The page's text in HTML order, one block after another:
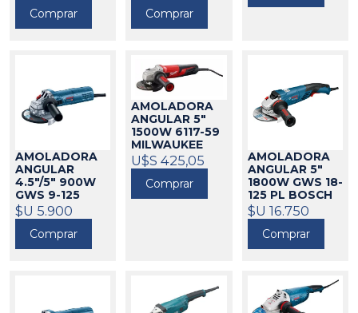
Comprar Comprar
AMOLADORA
ANGULAR
4.5"/5" 900W
GWS 9-125
BOSCH21303
$U 5.900
Comprar
AMOLADORA
ANGULAR 5"
1500W 6117-59
MILWAUKEE
271023
U$S 425,05
Comprar
AMOLADORA
ANGULAR 5"
1800W GWS 18-
125 PL BOSCH
21034
$U 16.750
Comprar